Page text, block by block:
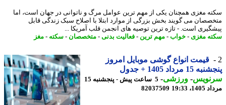
مغزی همچنان یکی از مهم ترین عوامل مرگ و ناتوانی در جهان است، اما
می گویند بخش بزرگی از موارد ابتلا با اصلاح سبک زندگی قابل
است. - تازه ترین توصیه های انجمن قلب آمریکا ...
مغزی- خواب- مهم ترین- فعالیت بدنی-متخصصان-سکته-مغز
قیمت انواع گوشی موبایل امروز
مرداد 1405 + جدول
-ورزشی-
5 ساعت پیش - پنجشنبه 15
19:33
82037509